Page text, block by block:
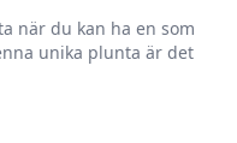
när du kan ha en som
unika plunta är det